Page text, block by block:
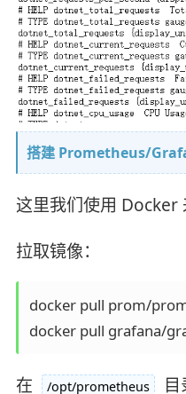
搭建 Prometheus/
这里我们使用 Docker
拉取镜像：
docker pull prom/
docker pull grafana/
在 /opt/prometheus